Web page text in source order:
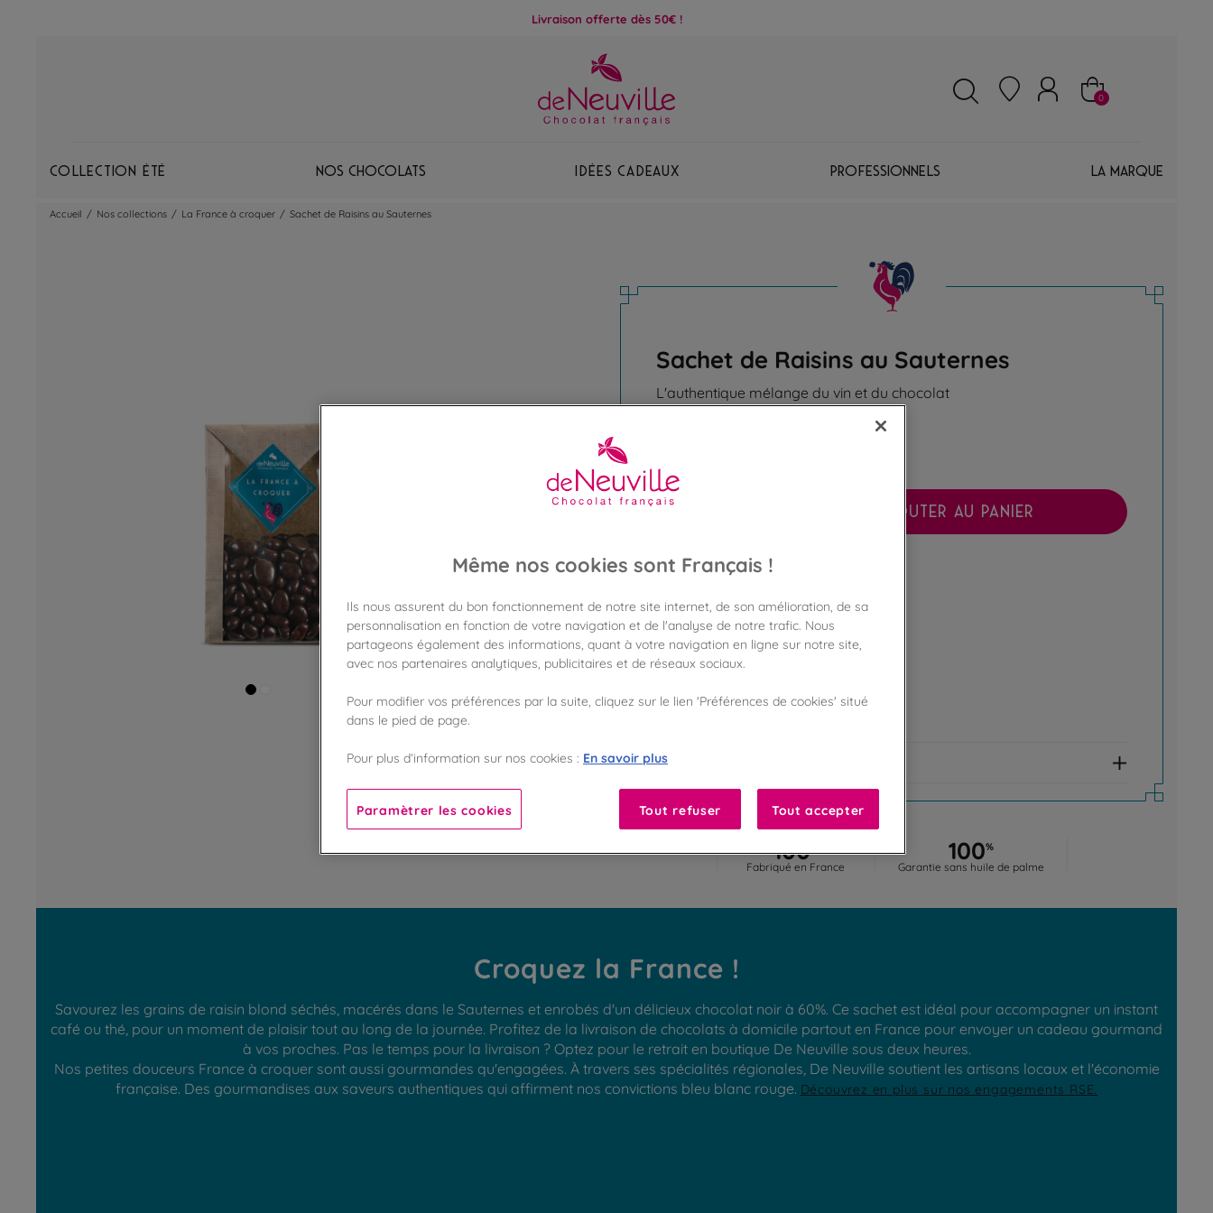
Livraison offerte dès 50€ !
0
Collection Été Nos chocolats Idées Cadeaux Professionnels La marque
Accueil / Nos collections / La France à croquer / Sachet de Raisins au Sauternes
Sachet de Raisins au Sauternes
L'authentique mélange du vin et du chocolat
AJOUTER AU PANIER
Disponible en boutique !
Frais de port offert
dès 50€ d'achat
avec notre programme Privilège
Liste des ingrédients et allergènes
100
Fabriqué en France 100%
Garantie sans huile de palme
Croquez la France !
Savourez les grains de raisin blond séchés, macérés dans le Sauternes et enrobés d'un délicieux chocolat noir à 60%. Ce sachet est idéal pour accompagner un instant
café ou thé, pour un moment de plaisir tout au long de la journée. Profitez de la livraison de chocolats à domicile partout en France pour envoyer un cadeau gourmand
à vos proches. Pas le temps pour la livraison ? Optez pour le retrait en boutique De Neuville sous deux heures.
Nos petites douceurs France à croquer sont aussi gourmandes qu'engagées. À travers ses spécialités régionales, De Neuville soutient les artisans locaux et l'économie
française. Des gourmandises aux saveurs authentiques qui affirment nos convictions bleu blanc rouge. Découvrez en plus sur nos engagements RSE.
Même nos cookies sont Français !
Ils nous assurent du bon fonctionnement de notre site internet, de son amélioration, de sa
personnalisation en fonction de votre navigation et de l'analyse de notre trafic. Nous
partageons également des informations, quant à votre navigation en ligne sur notre site,
avec nos partenaires analytiques, publicitaires et de réseaux sociaux.
Pour modifier vos préférences par la suite, cliquez sur le lien 'Préférences de cookies' situé
dans le pied de page.
Pour plus d’information sur nos cookies : En savoir plus
Paramètrer les cookies Tout refuser Tout accepter